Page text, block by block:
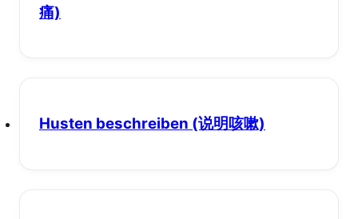
痛)
Husten beschreiben (说明咳嗽)